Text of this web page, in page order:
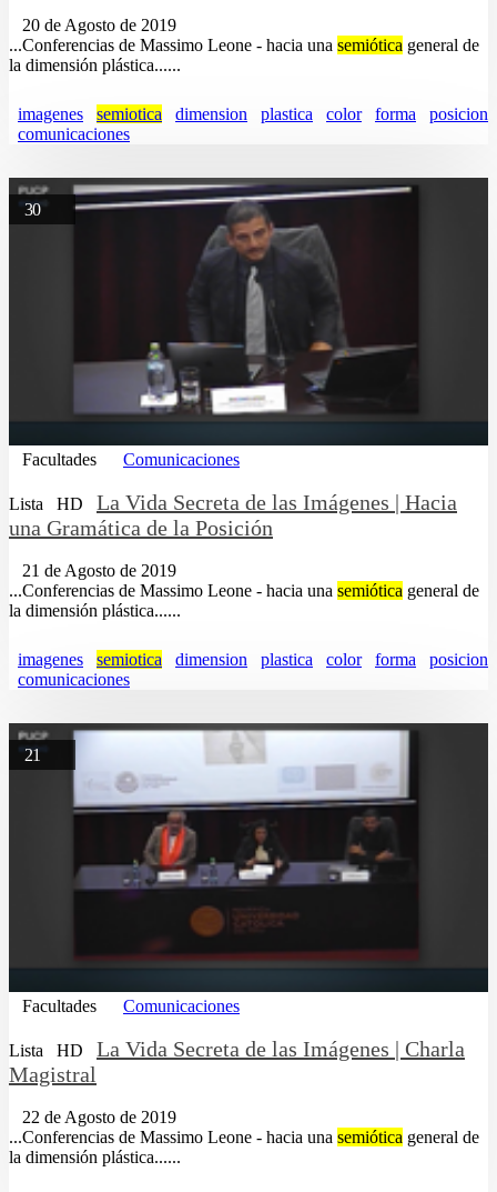
20 de Agosto de 2019
...Conferencias de Massimo Leone - hacia una semiótica general de
la dimensión plástica......
imagenes semiotica dimension plastica color forma
posicion
comunicaciones
30
Facultades Comunicaciones
Lista HD
La Vida Secreta de las Imágenes | Hacia
una Gramática de la Posición
21 de Agosto de 2019
...Conferencias de Massimo Leone - hacia una semiótica general de
la dimensión plástica......
imagenes semiotica dimension plastica color forma
posicion
comunicaciones
21
Facultades Comunicaciones
Lista HD
La Vida Secreta de las Imágenes | Charla
Magistral
22 de Agosto de 2019
...Conferencias de Massimo Leone - hacia una semiótica general de
la dimensión plástica......